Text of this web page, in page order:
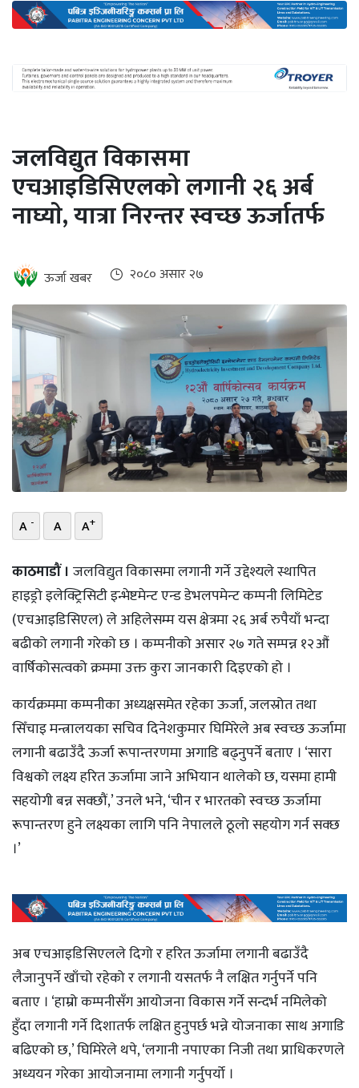
ऊर्जा
दक्षता
खबर
हरित
हाइड्रोजन
सम्पादकीय
बैंक
भिडियो
छापा
खोज
प्रोफाइल
ऊर्जा
जलविद्युत विकासमा
एचआइडिसिएलको लगानी २६ अर्ब
नाघ्याे, यात्रा निरन्तर स्वच्छ ऊर्जातर्फ
ऊर्जा खबर २०८० असार २७
A - A A+
काठमाडौं । जलविद्युत विकासमा लगानी गर्ने उद्देश्यले स्थापित
हाइड्रो इलेक्ट्रिसिटी इन्भेष्टमेन्ट एन्ड डेभलपमेन्ट कम्पनी लिमिटेड
(एचआइडिसिएल) ले अहिलेसम्म यस क्षेत्रमा २६ अर्ब रुपैयाँ भन्दा
बढीको लगानी गरेको छ । कम्पनीको असार २७ गते सम्पन्न १२औं
वार्षिकोसत्वको क्रममा उक्त कुरा जानकारी दिइएको हो ।
कार्यक्रममा कम्पनीका अध्यक्षसमेत रहेका ऊर्जा, जलस्रोत तथा
सिँचाइ मन्त्रालयका सचिव दिनेशकुमार घिमिरेले अब स्वच्छ ऊर्जामा
लगानी बढाउँदै ऊर्जा रूपान्तरणमा अगाडि बढ्नुपर्ने बताए । ‘सारा
विश्वको लक्ष्य हरित ऊर्जामा जाने अभियान थालेको छ, यसमा हामी
सहयोगी बन्न सक्छौं,’ उनले भने, ‘चीन र भारतको स्वच्छ ऊर्जामा
रूपान्तरण हुने लक्ष्यका लागि पनि नेपालले ठूलो सहयोग गर्न सक्छ
।’
अब एचआइडिसिएलले दिगो र हरित ऊर्जामा लगानी बढाउँदै
लैजानुपर्ने खाँचो रहेको र लगानी यसतर्फ नै लक्षित गर्नुपर्ने पनि
बताए । ‘हाम्रो कम्पनीसँग आयोजना विकास गर्ने सन्दर्भ नमिलेको
हुँदा लगानी गर्ने दिशातर्फ लक्षित हुनुपर्छ भन्ने योजनाका साथ अगाडि
बढिएको छ,’ घिमिरेले थपे, ‘लगानी नपाएका निजी तथा प्राधिकरणले
अध्ययन गरेका आयोजनामा लगानी गर्नुपर्यो ।